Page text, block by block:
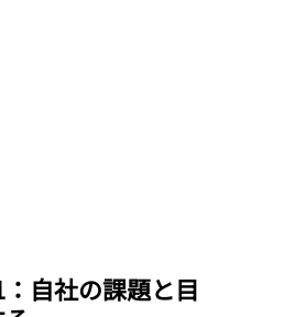
自社の課題と目